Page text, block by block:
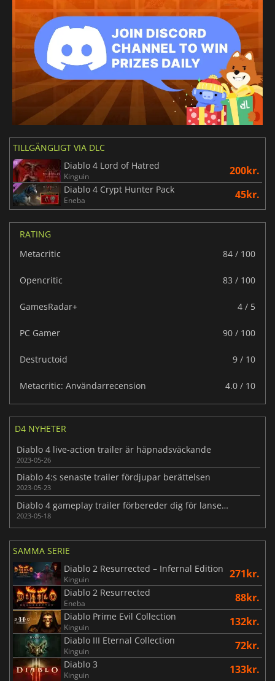
TILLGÄNGLIGT VIA DLC
Diablo 4 Lord of Hatred
Kinguin 200kr.
Diablo 4 Crypt Hunter Pack
Eneba 45kr.
RATING
Metacritic
84 / 100
Opencritic 83 / 100
GamesRadar+ 4 / 5
PC Gamer 90 / 100
Destructoid 9 / 10
Metacritic: Användarrecension 4.0 / 10
D4 NYHETER
Diablo 4 live-action trailer är häpnadsväckande
2023-05-26
Diablo 4:s senaste trailer fördjupar berättelsen
2023-05-23
Diablo 4 gameplay trailer förbereder dig för lanseringen
2023-05-18
SAMMA SERIE
Diablo 2 Resurrected – Infernal Edition
Kinguin 271kr.
Diablo 2 Resurrected
Eneba 88kr.
Diablo Prime Evil Collection
Kinguin 132kr.
Diablo III Eternal Collection
Kinguin 72kr.
Diablo 3
Kinguin 133kr.